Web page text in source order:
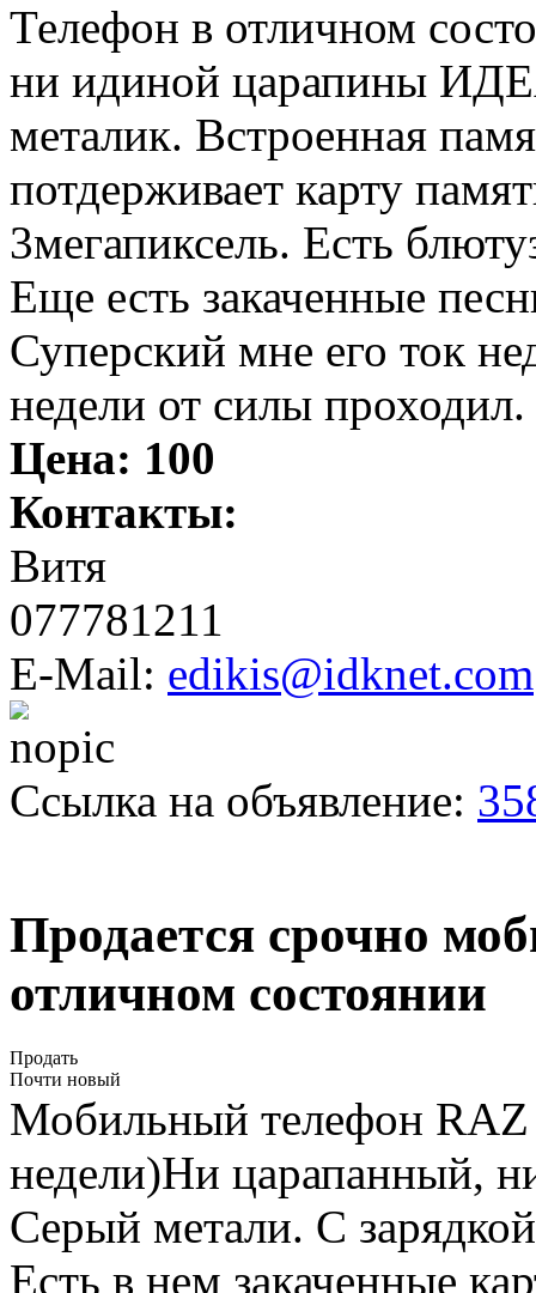
Телефон в отличном
ни идиной царапины
металик. Встроенная
потдерживает карту
3мегапиксель. Есть
Еще есть закаченные
Суперский мне его ток
недели от силы
Цена: 100
Контакты:
Витя
077781211
E-Mail: edikis@idknet.com
Ссылка на объявление:
Продается срочно
отличном состоянии
Продать
Почти новый
Мобильный телефон
недели)Ни
Серый метали. С
Есть в нем закаченные